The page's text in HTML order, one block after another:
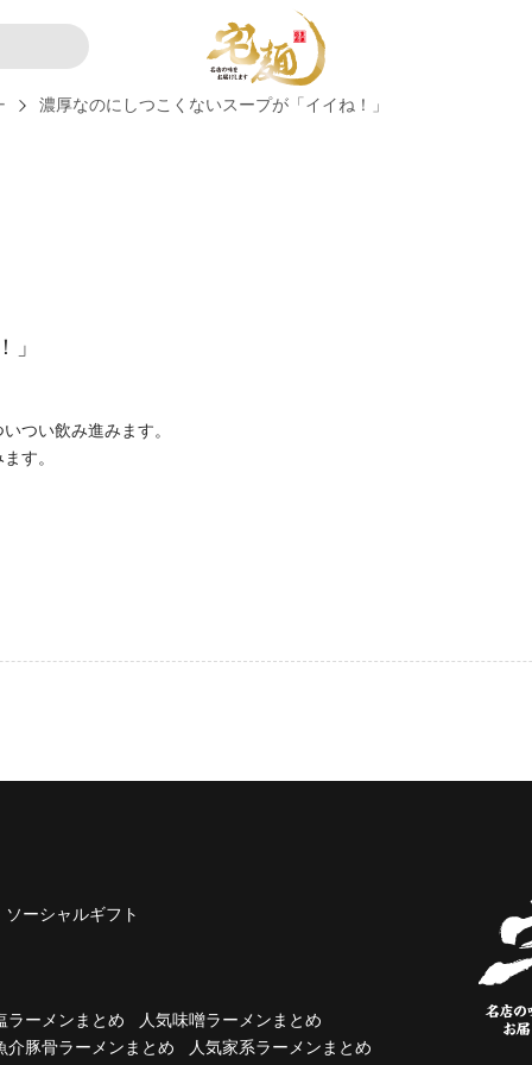
濃厚なのにしつこくないスープが「イイね！」
」
つい飲み進みます。
す。
ソーシャルギフト
ラーメンまとめ
人気味噌ラーメンまとめ
介豚骨ラーメンまとめ
人気家系ラーメンまとめ